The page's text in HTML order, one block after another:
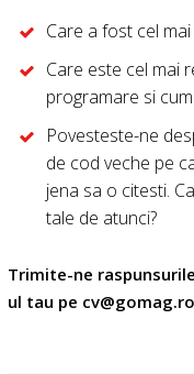
Care a fost cel
Care este cel mai
programare si
Povesteste-ne
de cod veche pe
jena sa o citesti.
tale de atunci?
Trimite-ne
ul tau pe cv@gomag.ro